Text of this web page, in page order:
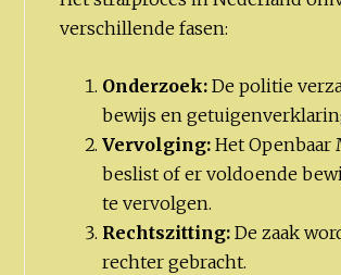
verschillende fasen:
Onderzoek:De politie
bewijs en
Vervolging:Het Openbaar
beslist of er voldoende
te vervolgen.
Rechtszitting:De zaak
rechter gebracht.